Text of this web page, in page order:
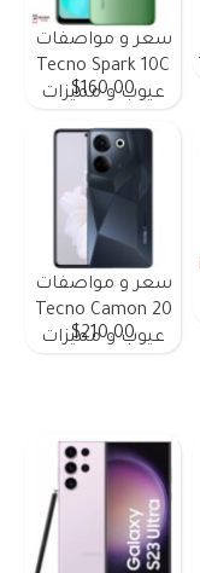
سعر و مواصفات
Tecno Spark 10C
عيوب و مميزات
$160.00
سعر و مواصفات
Tecno Camon 20
عيوب و مميزات
$210.00